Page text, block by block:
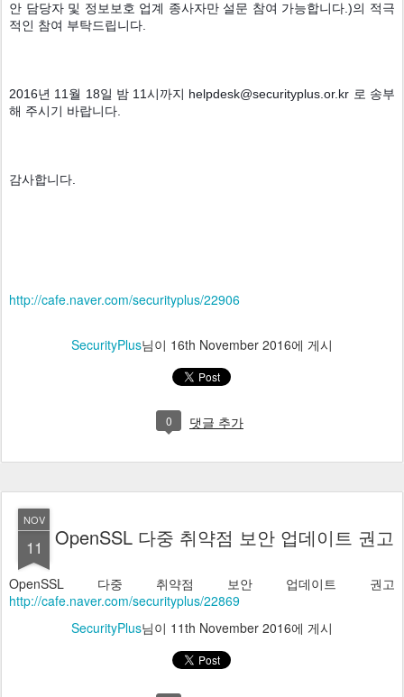
안 담당자 및 정보보호 업계 종사자만 설문 참여 가능합니다.)의 적극
적인 참여 부탁드립니다.
2016년 11월 18일 밤 11시까지 helpdesk@securityplus.or.kr 로 송부
해 주시기 바랍니다.
감사합니다.
http://cafe.naver.com/securityplus/22906
SecurityPlus님이 16th November 2016에 게시
0 댓글 추가
NOV
11 OpenSSL 다중 취약점 보안 업데이트 권고
OpenSSL 다중 취약점 보안 업데이트 권고
http://cafe.naver.com/securityplus/22869
SecurityPlus님이 11th November 2016에 게시